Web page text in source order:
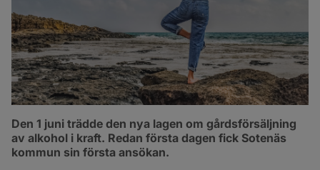
Den 1 juni trädde den nya lagen om gårdsförsäljning
av alkohol i kraft. Redan första dagen fick Sotenäs
kommun sin första ansökan.